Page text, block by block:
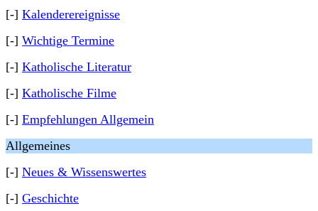
[-] Kalenderereignisse
[-] Wichtige Termine
[-] Katholische Literatur
[-] Katholische Filme
[-] Empfehlungen Allgemein
Allgemeines
[-] Neues & Wissenswertes
[-] Geschichte